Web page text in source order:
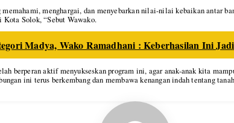
menghargai, dan menyebarkan nilai-nilai kebaikan antar
Solok, “Sebut Wawako.
Madya, Wako Ramadhani : Keberhasilan Ini
berperan aktif menyukseskan program ini, agar anak-anak kita
ini terus berkembang dan membawa kenangan indah tentang